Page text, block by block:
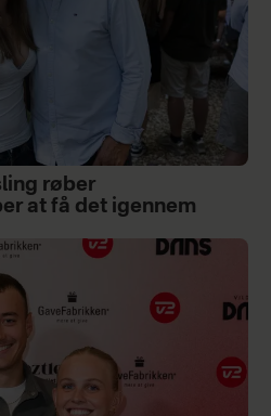
røber
at få det igennem